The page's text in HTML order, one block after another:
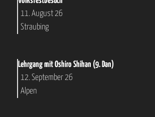
11. August 26
Straubing
Lehrgang mit Oshiro Shihan (9. Dan)
12. September 26
Alpen